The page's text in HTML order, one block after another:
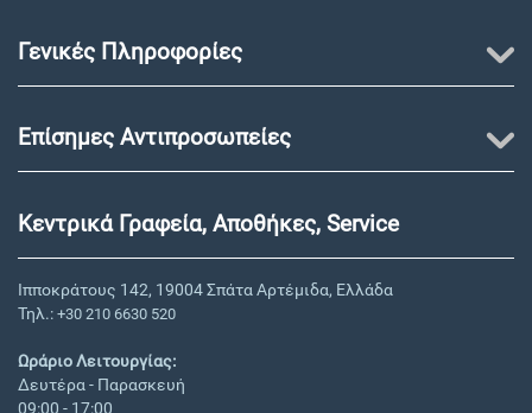
Γενικές Πληροφορίες
Επίσημες Αντιπροσωπείες
Κεντρικά Γραφεία, Αποθήκες, Service
Ιπποκράτους 142, 19004 Σπάτα Αρτέμιδα, Ελλάδα
Τηλ.: +30 210 6630 520
Ωράριο Λειτουργίας:
Δευτέρα - Παρασκευή
09:00 - 17:00